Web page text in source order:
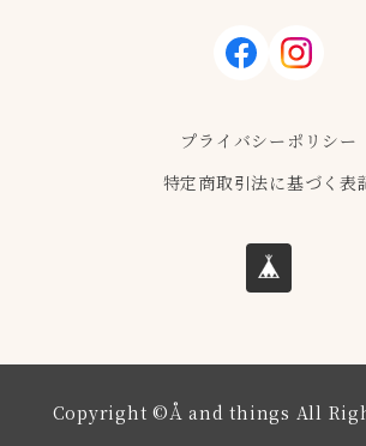
プライバシーポリシー
特定商取引法に基づく表
Copyright ©Å and things All